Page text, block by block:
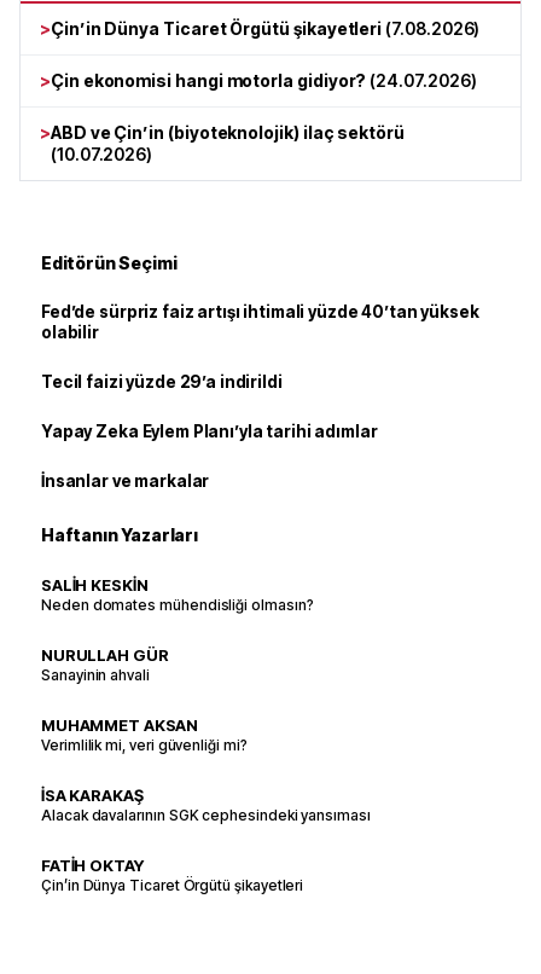
>Çin’in Dünya Ticaret Örgütü şikayetleri (7.08.2026)
>Çin ekonomisi hangi motorla gidiyor? (24.07.2026)
>ABD ve Çin’in (biyoteknolojik) ilaç sektörü
(10.07.2026)
Editörün Seçimi
Fed’de sürpriz faiz artışı ihtimali yüzde 40’tan yüksek
olabilir
Tecil faizi yüzde 29’a indirildi
Yapay Zeka Eylem Planı’yla tarihi adımlar
İnsanlar ve markalar
Haftanın Yazarları
SALİH KESKİN
Neden domates mühendisliği olmasın?
NURULLAH GÜR
Sanayinin ahvali
MUHAMMET AKSAN
Verimlilik mi, veri güvenliği mi?
İSA KARAKAŞ
Alacak davalarının SGK cephesindeki yansıması
FATİH OKTAY
Çin’in Dünya Ticaret Örgütü şikayetleri